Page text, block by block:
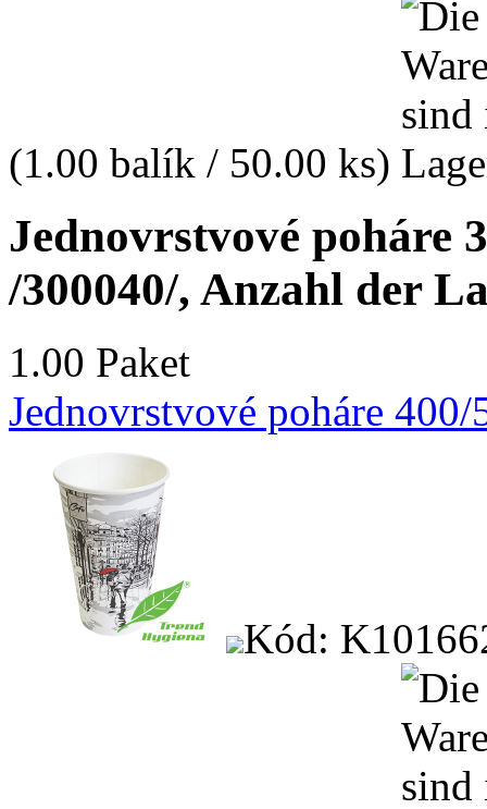
(1.00 balík / 50.00 ks)
Jednovrstvové poháre
/300040/, Anzahl der
1.00 Paket
Jednovrstvové poháre
Kód: